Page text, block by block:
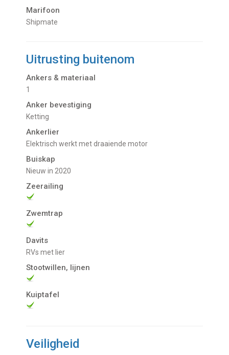
Marifoon
Shipmate
Uitrusting buitenom
Ankers & materiaal
1
Anker bevestiging
Ketting
Ankerlier
Elektrisch werkt met draaiende motor
Buiskap
nieuw in 2020
Zeerailing
Zwemtrap
Davits
RVs met lier
Stootwillen, lijnen
Kuiptafel
Veiligheid